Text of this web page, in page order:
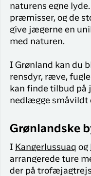
naturens egne
præmisser, og de
give jægerne en
med naturen.
I Grønland kan du
rensdyr, ræve,
kan finde tilbud på
nedlægge småvildt
Grønlandske
I Kangerlussuaq og
arrangerede ture
der på